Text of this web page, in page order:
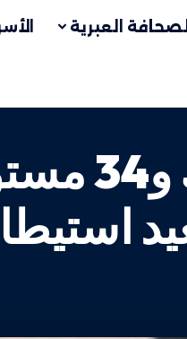
الصحافة العبرية
أكثر